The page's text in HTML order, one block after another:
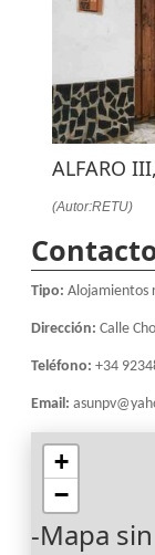
ALFARO
(Autor:RETU)
Tipo:Alojamientos
Dirección:Calle
Teléfono:+34
Email:
-Mapa
+
−